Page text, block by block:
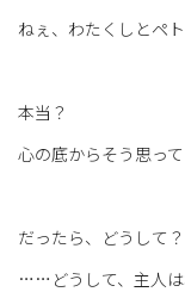
ねぇ、わたくしとペ
本当？
心の底からそう思っ
だったら、どうして？
……どうして、主人は